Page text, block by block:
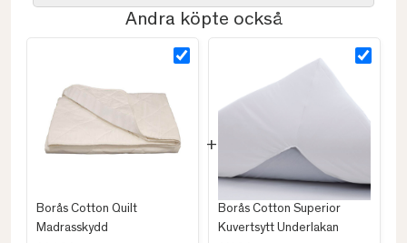
Andra köpte också
Borås Cotton Quilt
Madrasskydd
Borås Cotton Superior
Kuvertsytt Underlakan